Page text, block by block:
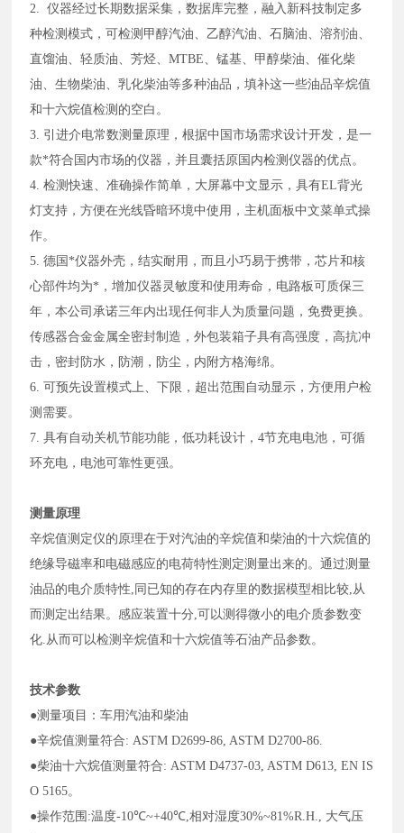
2. 仪器经过长期数据采集，数据库完整，融入新科技制定多
种检测模式，可检测甲醇汽油、乙醇汽油、石脑油、溶剂油、
直馏油、轻质油、芳烃、MTBE、锰基、甲醇柴油、催化柴
油、生物柴油、乳化柴油等多种油品，填补这一些油品辛烷值
和十六烷值检测的空白。
3. 引进介电常数测量原理，根据中国市场需求设计开发，是一
款*符合国内市场的仪器，并且囊括原国内检测仪器的优点。
4. 检测快速、准确操作简单，大屏幕中文显示，具有EL背光
灯支持，方便在光线昏暗环境中使用，主机面板中文菜单式操
作。
5. 德国*仪器外壳，结实耐用，而且小巧易于携带，芯片和核
心部件均为*，增加仪器灵敏度和使用寿命，电路板可质保三
年，本公司承诺三年内出现任何非人为质量问题，免费更换。
传感器合金金属全密封制造，外包装箱子具有高强度，高抗冲
击，密封防水，防潮，防尘，内附方格海绵 。
6. 可预先设置模式上、下限，超出范围自动显示，方便用户检
测需要。
7. 具有自动关机节能功能，低功耗设计，4节充电电池，可循
环充电，电池可靠性更强。
测量原理
辛烷值测定仪的原理在于对汽油的辛烷值和柴油的十六烷值的
绝缘导磁率和电磁感应的电荷特性测定测量出来的。通过测量
油品的电介质特性,同已知的存在内存里的数据模型相比较,从
而测定出结果。 感应装置十分 ,可以测得微小的电介质参数变
化.从而可以检测辛烷值和十六烷值等石油产品参数。
技术参数
●测量项目：车用汽油和柴油
●辛烷值测量符合: ASTM D2699-86, ASTM D2700-86.
●柴油十六烷值测量符合: ASTM D4737-03, ASTM D613, EN IS
O 5165。
●操作范围:温度-10℃~+40℃ ,相对湿度30%~81%R.H., 大气压